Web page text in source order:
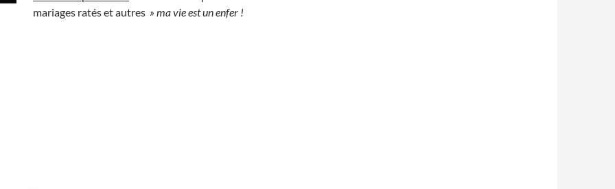
mariages ratés et autres » ma vie est un enfer !